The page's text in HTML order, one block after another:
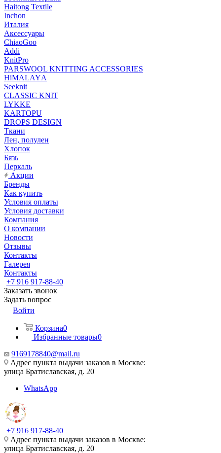
Haitong Textilе
Inchon
Италия
Аксессуары
ChiaoGoo
Addi
KnitPro
PARSWOOL KNITTING ACCESSORIES
HiMALAYА
Seeknit
CLASSIC KNIT
LYKKE
KАRTOPU
DROPS DЕSIGN
Ткани
Лен, полулен
Хлопок
Бязь
Перкаль
Акции
Бренды
Как купить
Условия оплаты
Условия доставки
Компания
О компании
Новости
Отзывы
Контакты
Галерея
Контакты
+7 916 917-88-40
Заказать звонок
Задать вопрос
Войти
Корзина0
Избранные товары0
9169178840@mail.ru
Адрес пункта выдачи заказов в Москве:
улица Братиславская, д. 20
WhatsApp
+7 916 917-88-40
Адрес пункта выдачи заказов в Москве:
улица Братиславская, д. 20